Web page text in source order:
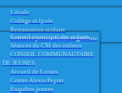
L'école
Collège et lycée
Restauration scolaire
Activités périscolaires et garderie
Conseil municipal des enfants
Séances du CM des enfants
CONSEIL COMMUNAUTAIRE
DE JEUNES
Accueil de Loisirs
Centre Alexis Peyret
Enquêtes jeunes